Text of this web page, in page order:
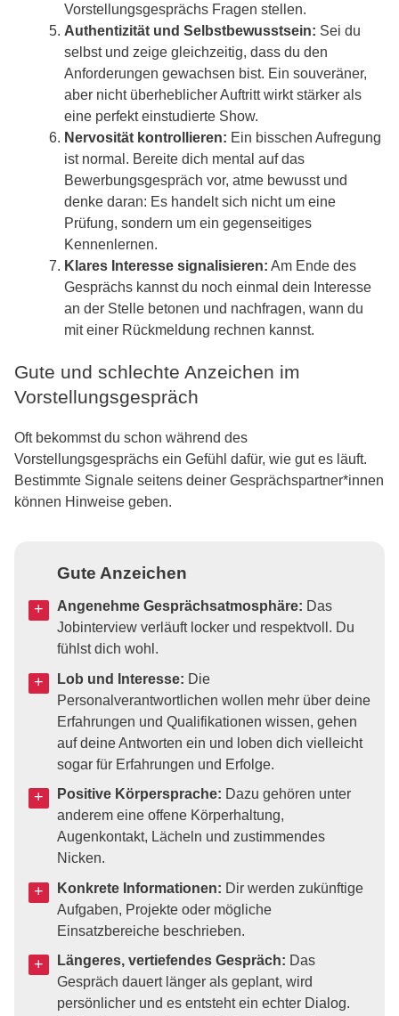
Vorstellungsgesprächs Fragen stellen.
Authentizität und Selbstbewusstsein: Sei du
selbst und zeige gleichzeitig, dass du den
Anforderungen gewachsen bist. Ein souveräner,
aber nicht überheblicher Auftritt wirkt stärker als
eine perfekt einstudierte Show.
Nervosität kontrollieren: Ein bisschen Aufregung
ist normal. Bereite dich mental auf das
Bewerbungsgespräch vor, atme bewusst und
denke daran: Es handelt sich nicht um eine
Prüfung, sondern um ein gegenseitiges
Kennenlernen.
Klares Interesse signalisieren: Am Ende des
Gesprächs kannst du noch einmal dein Interesse
an der Stelle betonen und nachfragen, wann du
mit einer Rückmeldung rechnen kannst.
Gute und schlechte Anzeichen im
Vorstellungsgespräch
Oft bekommst du schon während des
Vorstellungsgesprächs ein Gefühl dafür, wie gut es läuft.
Bestimmte Signale seitens deiner Gesprächspartner*innen
können Hinweise geben.
Gute Anzeichen
Angenehme Gesprächsatmosphäre: Das
Jobinterview verläuft locker und respektvoll. Du
fühlst dich wohl.
Lob und Interesse: Die
Personalverantwortlichen wollen mehr über deine
Erfahrungen und Qualifikationen wissen, gehen
auf deine Antworten ein und loben dich vielleicht
sogar für Erfahrungen und Erfolge.
Positive Körpersprache: Dazu gehören unter
anderem eine offene Körperhaltung,
Augenkontakt, Lächeln und zustimmendes
Nicken.
Konkrete Informationen: Dir werden zukünftige
Aufgaben, Projekte oder mögliche
Einsatzbereiche beschrieben.
Längeres, vertiefendes Gespräch: Das
Gespräch dauert länger als geplant, wird
persönlicher und es entsteht ein echter Dialog.